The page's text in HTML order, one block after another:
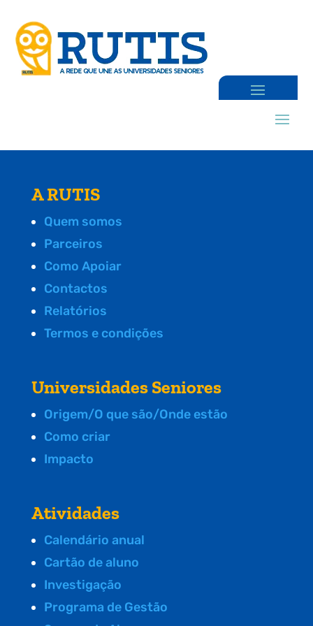
A RUTIS
Quem somos
Parceiros
Como Apoiar
Contactos
Relatórios
Termos e condições
Universidades Seniores
Origem/O que são/Onde estão
Como criar
Impacto
Atividades
Calendário anual
Cartão de aluno
Investigação
Programa de Gestão